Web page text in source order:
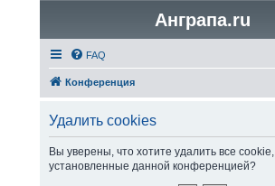
Анграпа.ru
FAQ
Конференция
Удалить cookies
Вы уверены, что хотите удалить все cookie,
установленные данной конференцией?